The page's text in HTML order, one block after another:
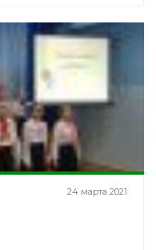
24 марта 2021